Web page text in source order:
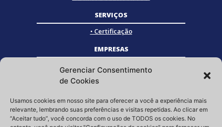
Gerenciar Consentimento
de Cookies
Usamos cookies em nosso site para oferecer a você a experiência mais
relevante, lembrando suas preferências e visitas repetidas. Ao clicar em
“Aceitar tudo”, você concorda com o uso de TODOS os cookies. No
SERVIÇOS
• Certificação
EMPRESAS
• Empresas Associadas
• Empresas Certificadas
• Empresas Parceiras
SOCIAL
Siga a GRISTEC nas redes sociais